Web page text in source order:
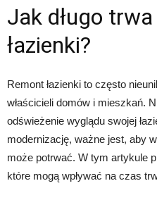
Jak długo
łazienki?
Remont łazienki to często
właścicieli domów i mieszkań.
odświeżenie wyglądu swojej
modernizację, ważne jest, aby
może potrwać. W tym artykule
które mogą wpływać na czas